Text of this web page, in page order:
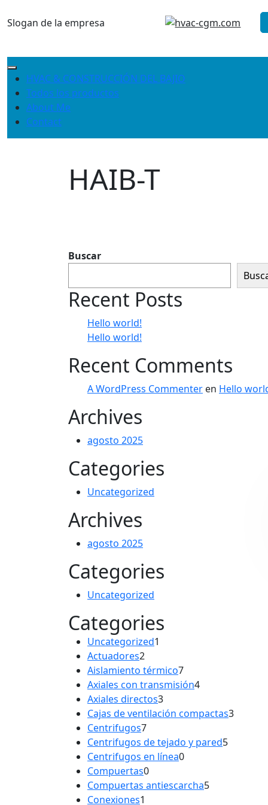
Slogan de la empresa
HVAC & CONSTRUCCIÓN DEL BAJIO
Todos los productos
About Me
Contact
HAIB-T
Buscar
Recent Posts
Hello world!
Hello world!
Recent Comments
A WordPress Commenter en Hello
Archives
agosto 2025
Categories
Uncategorized
Archives
agosto 2025
Categories
Uncategorized
Categories
Uncategorized1
Actuadores2
productos
Aislamiento térmico77
productos
Axiales con transmisión44
Axiales directos33
productos
Cajas de ventilación compactas33
Centrifugos77
productos
Centrifugos de tejado y pared55
Centrifugos en línea00
Compuertas00
productos
Compuertas antiescarcha55
Conexiones1